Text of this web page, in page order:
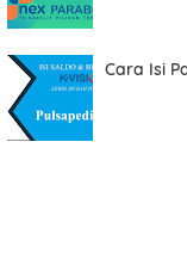
Cara Isi